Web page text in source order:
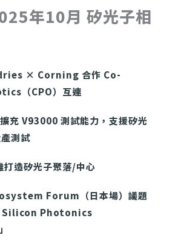
年10月 矽光子相
× Corning 合作 Co-
（CPO）互連
V93000 測試能力，支援矽光
測試
打造矽光子聚落/中心
Forum（日本場）議題
Silicon Photonics